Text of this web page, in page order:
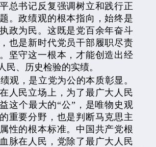
总书记反复强调树立和践行正
。政绩观的根本指向，始终是
政为民。这既是党百余年奋斗
也是新时代党员干部履职尽责
坚守这一根本，才能创造出经
民、历史检验的实绩。
，是立党为公的本质彰显。
人民立场上，为了最广大人民
这个最大的“公”，是唯物史观
重要分野，也是判断马克思主
性的根本标准。中国共产党根
脉在人民，党除了最广大人民